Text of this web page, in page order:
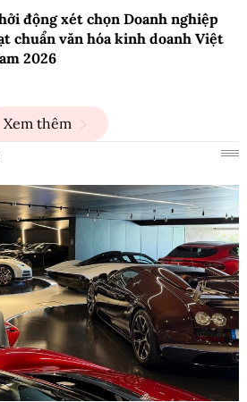
động xét chọn Doanh nghiệp
chuẩn văn hóa kinh doanh Việt
2026
Xem thêm